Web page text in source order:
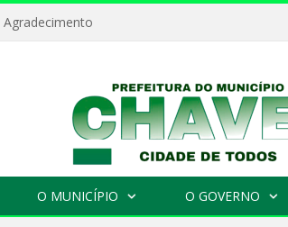
O MUNICÍPIO O GOVERNO